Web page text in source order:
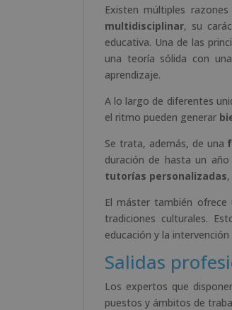
Existen múltiples
multidisciplinar, su
educativa. Una de las
una teoría sólida con una
aprendizaje.
A lo largo de diferentes
el ritmo pueden generar
Se trata, además, de una
duración de hasta un
tutorías personalizadas
El máster también
tradiciones culturales.
educación y la
Salidas
Los expertos que
puestos y ámbitos de